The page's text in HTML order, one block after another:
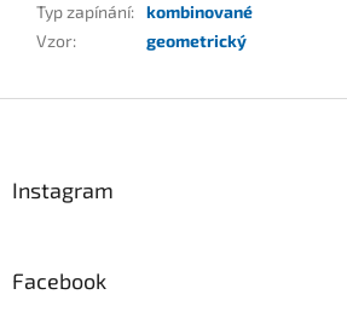
Typ zapínání: kombinované
Vzor: geometrický
Instagram
Facebook